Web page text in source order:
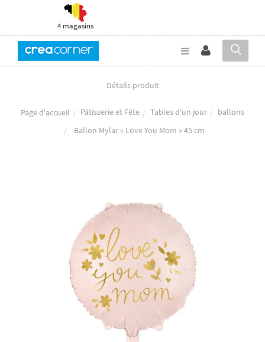
4 magasins
Détails produit
Page d'accueil Pâtisserie et Fête Tables d'un jour
ballons
-Ballon Mylar « Love You Mom » 45 cm